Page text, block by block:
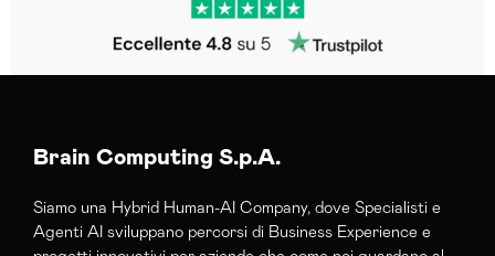
Brain Computing S.p.A.
Siamo una Hybrid Human-AI Company, dove Specialisti e
Agenti AI sviluppano percorsi di Business Experience e